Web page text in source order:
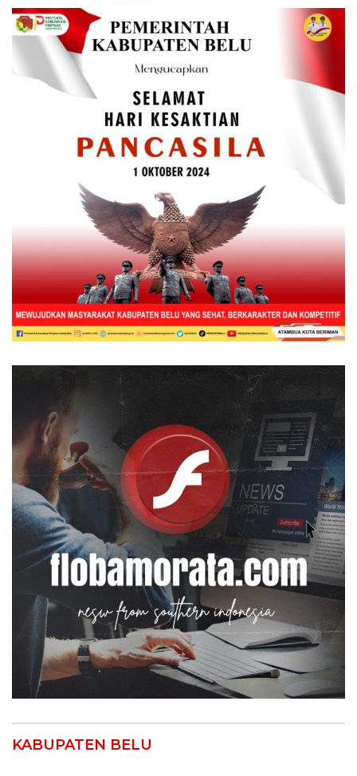
KABUPATEN BELU